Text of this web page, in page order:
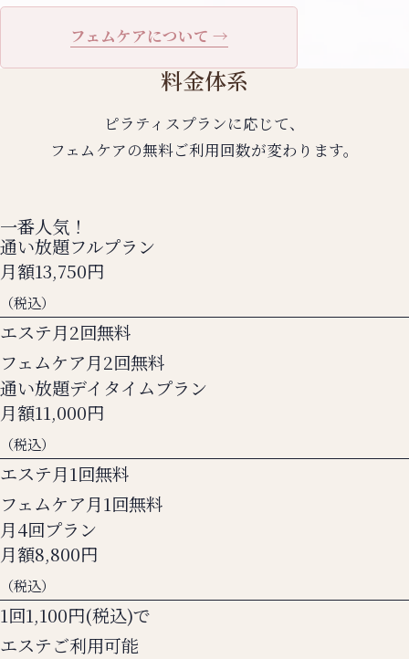
フェムケアについて →
料金体系
ピラティスプランに応じて、
フェムケアの無料ご利用回数が変わります。
一番人気！
通い放題フルプラン
月額13,750円
（税込）
エステ月2回無料
フェムケア月2回無料
通い放題デイタイムプラン
月額11,000円
（税込）
エステ月1回無料
フェムケア月1回無料
月4回プラン
月額8,800円
（税込）
1回1,100円(税込)で
エステご利用可能